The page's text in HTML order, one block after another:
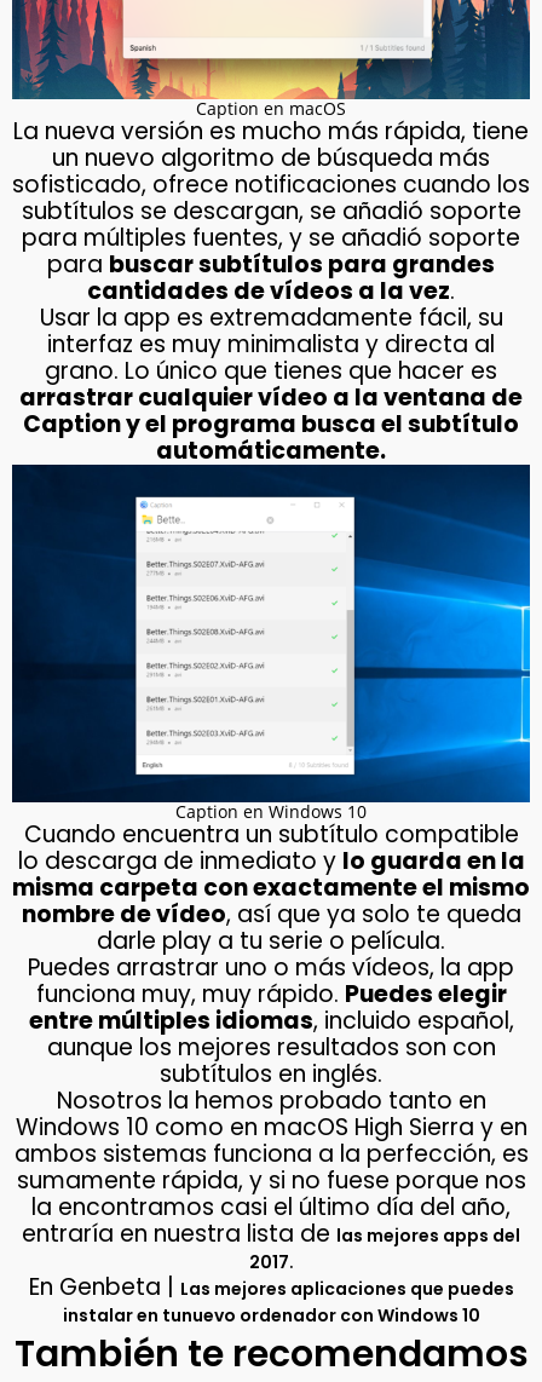
Caption en macOS
La nueva versión es mucho más rápida, tiene
un nuevo algoritmo de búsqueda más
sofisticado, ofrece notificaciones cuando los
subtítulos se descargan, se añadió soporte
para múltiples fuentes, y se añadió soporte
para buscar subtítulos para grandes
cantidades de vídeos a la vez.
Usar la app es extremadamente fácil, su
interfaz es muy minimalista y directa al
grano. Lo único que tienes que hacer es
arrastrar cualquier vídeo a la ventana de
Caption y el programa busca el subtítulo
automáticamente.
Caption en Windows 10
Cuando encuentra un subtítulo compatible
lo descarga de inmediato y lo guarda en la
misma carpeta con exactamente el mismo
nombre de vídeo, así que ya solo te queda
darle play a tu serie o película.
Puedes arrastrar uno o más vídeos, la app
funciona muy, muy rápido. Puedes elegir
entre múltiples idiomas, incluido español,
aunque los mejores resultados son con
subtítulos en inglés.
Nosotros la hemos probado tanto en
Windows 10 como en macOS High Sierra y en
ambos sistemas funciona a la perfección, es
sumamente rápida, y si no fuese porque nos
la encontramos casi el último día del año,
entraría en nuestra lista de las mejores apps del
2017.
En Genbeta |
Las mejores aplicaciones que puedes
instalar en tunuevo ordenador con Windows 10
También te recomendamos